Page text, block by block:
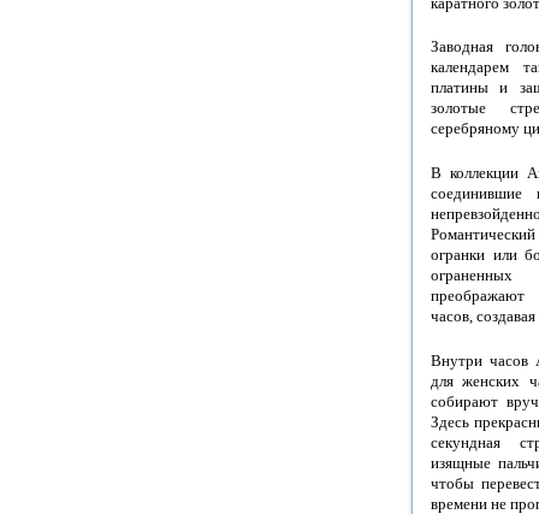
Заводная
календарем
платины и
золотые
серебряному
В коллекции
соединившие
огранки или
преображают
часов,
Внутри часов
для женских
собирают
Здесь
секундная
изящные
чтобы
времени не